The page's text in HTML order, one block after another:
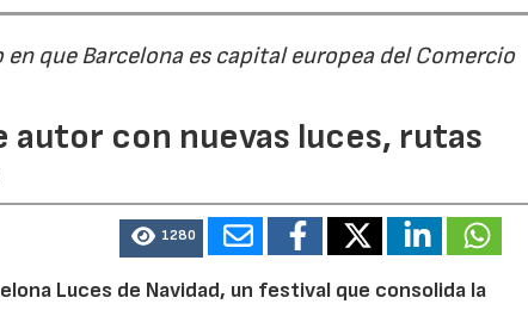
que Barcelona es capital europea del Comercio
autor con nuevas luces, rutas
1280
Luces de Navidad, un festival que consolida la